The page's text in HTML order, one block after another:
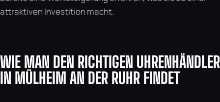
attraktiven Investition macht.
WIE MAN DEN RICHTIGEN UHRENHÄNDLER
IN MÜLHEIM AN DER RUHR FINDET